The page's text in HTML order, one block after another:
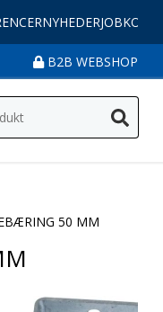
NYHEDERJOB
B2B WEBSHOP
50 MM